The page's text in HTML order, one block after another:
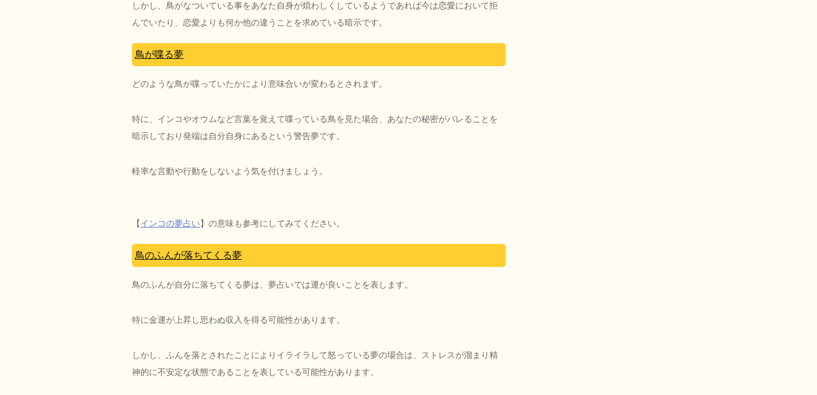
しかし、鳥がなついている事をあなた自身が煩わしくしているようであれば今は恋愛において拒
んでいたり、恋愛よりも何か他の違うことを求めている暗示です。
鳥が喋る夢
どのような鳥が喋っていたかにより意味合いが変わるとされます。
特に、インコやオウムなど言葉を覚えて喋っている鳥を見た場合、あなたの秘密がバレることを
暗示しており発端は自分自身にあるという警告夢です。
軽率な言動や行動をしないよう気を付けましょう。
【インコの夢占い】の意味も参考にしてみてください。
鳥のふんが落ちてくる夢
鳥のふんが自分に落ちてくる夢は、夢占いでは運が良いことを表します。
特に金運が上昇し思わぬ収入を得る可能性があります。
しかし、ふんを落とされたことによりイライラして怒っている夢の場合は、ストレスが溜まり精
神的に不安定な状態であることを表している可能性があります。